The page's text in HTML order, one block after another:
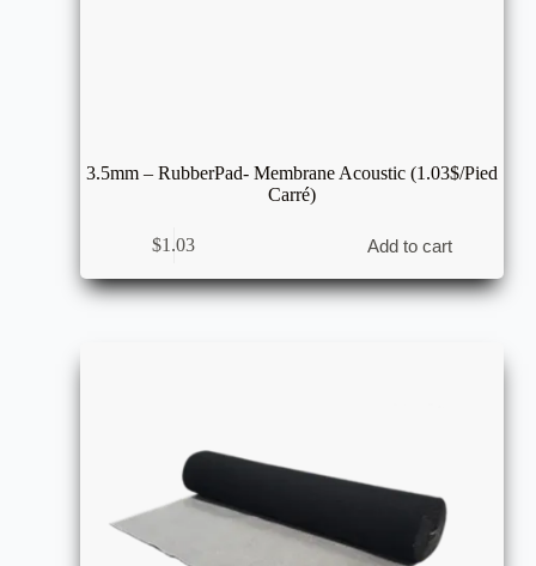
3.5mm – RubberPad- Membrane Acoustic (1.03$/Pied
Carré)
$1.03 Add to cart